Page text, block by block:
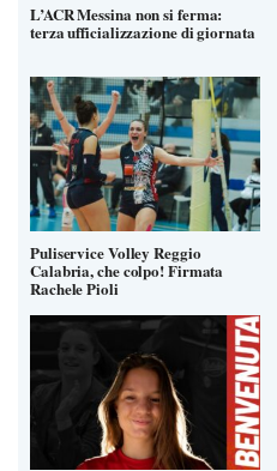
L’ACR Messina non si ferma:
terza ufficializzazione di giornata
Puliservice Volley Reggio
Calabria, che colpo! Firmata
Rachele Pioli